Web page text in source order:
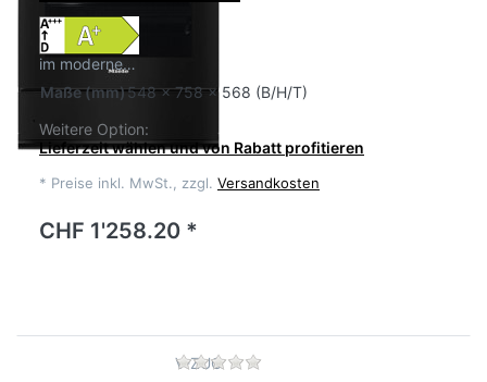
im moderne…
Maße(mm)548 x 758 x 568 (B/H/T)
Weitere Option:
Lieferzeit wählen und von Rabatt profitieren
* Preise inkl. MwSt., zzgl. Versandkosten
CHF 1'258.20 *
V-ZUG Zu diesem Produkt liegen